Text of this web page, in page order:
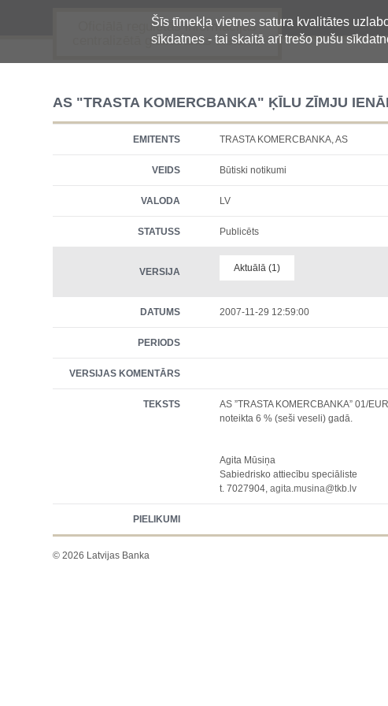
Šīs tīmekļa vietnes satura kvalitātes
sīkdatnes - tai skaitā arī trešo pušu
Oficiālā regulētās informācijas
centralizētā glabāšanas sistēma
AS "TRASTA KOMERCBANKA" ĶĪLU ZĪMJU
EMITENTS TRASTA KOMERCBANKA, AS
VEIDS Būtiski notikumi
VALODA LV
STATUSS Publicēts
VERSIJA Aktuālā (1)
DATUMS 2007-11-29 12:59:00
PERIODS
VERSIJAS KOMENTĀRS
TEKSTS
AS ”TRASTA KOMERCBANKA” 01/
noteikta 6 % (seši veseli) gadā.
Agita Mūsiņa
Sabiedrisko attiecību speciāliste
t. 7027904,agita.musina@tkb.lv
PIELIKUMI
© 2026 Latvijas Banka